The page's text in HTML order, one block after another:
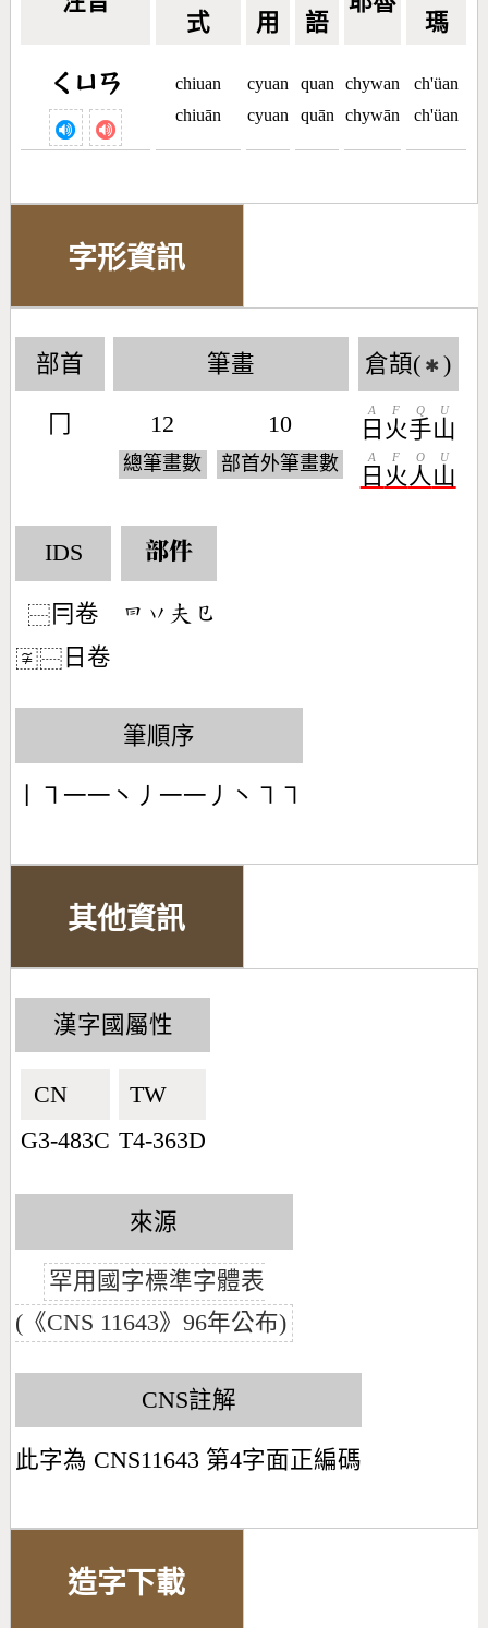
式 用 語 瑪
ㄑㄩㄢ
chiuan
chiuān
cyuan
cyuan
quan
quān
chywan
chywān
ch'üan
ch'üan
字形資訊
部首
冂
筆畫
12
總筆畫數
10
部首外筆畫數
倉頡( ✱ )
日
A
火
F
手
Q
山
U
日
A
火
F
人
O
山
U
IDS
⿱冃卷
〾⿱ 日卷
部件
󶃒󶁅󶂯󶁋
筆順序
丨㇕一一丶丿一一丿丶㇕㇕
其他資訊
漢字國屬性
CN🇨🇳
G3-483C
TW🇹🇼
T4-363D
來源
罕用國字標準字體表
(《CNS 11643》96年公布)
CNS註解
此字為 CNS11643 第4字面正編碼
造字下載